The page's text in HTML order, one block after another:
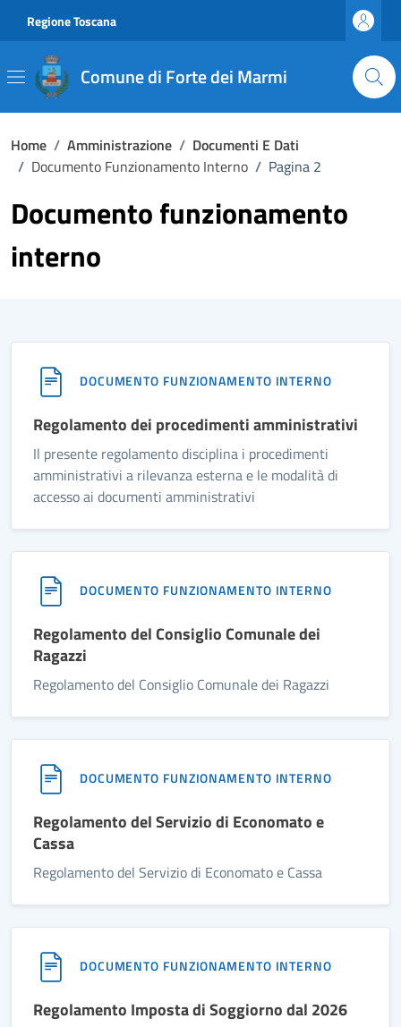
Regione Toscana
Comune di Forte dei Marmi
Home / Amministrazione / Documenti E Dati
/ Documento Funzionamento Interno / Pagina 2
Documento funzionamento
interno
DOCUMENTO FUNZIONAMENTO INTERNO
Regolamento dei procedimenti amministrativi
Il presente regolamento disciplina i procedimenti
amministrativi a rilevanza esterna e le modalità di
accesso ai documenti amministrativi
DOCUMENTO FUNZIONAMENTO INTERNO
Regolamento del Consiglio Comunale dei
Ragazzi
Regolamento del Consiglio Comunale dei Ragazzi
DOCUMENTO FUNZIONAMENTO INTERNO
Regolamento del Servizio di Economato e
Cassa
Regolamento del Servizio di Economato e Cassa
DOCUMENTO FUNZIONAMENTO INTERNO
Regolamento Imposta di Soggiorno dal 2026